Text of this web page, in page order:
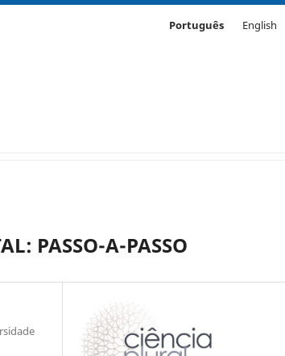
Português English
PASSO-A-PASSO